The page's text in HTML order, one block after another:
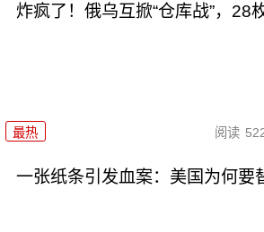
炸疯了！俄乌互掀“仓库战”，28
最热 阅读
一张纸条引发血案：美国为何要